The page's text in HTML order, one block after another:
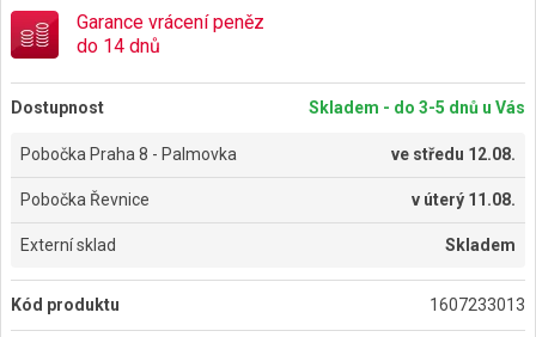
Garance vrácení peněz
do 14 dnů
Dostupnost Skladem - do 3-5 dnů u Vás
Pobočka Praha 8 - Palmovka ve středu 12.08.
Pobočka Řevnice v úterý 11.08.
Externí sklad Skladem
Kód produktu 1607233013